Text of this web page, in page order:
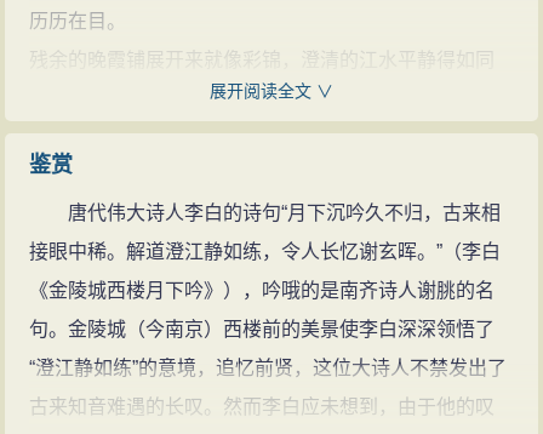
历历在目。
残余的晚霞铺展开来就像彩锦，澄清的江水平静得如同
喧闹的群鸟覆盖了春天的小洲，各种花朵开满了芳草遍
地的郊野。
我将远离京城在他乡久留，真怀念那些已停办的欢乐宴
会。
回乡的日期在何时，我惆怅不已泪落如雪珠。
有感情的人都知道思念家乡，谁的黑头发能不改变？
注释
展开阅读全文 ∨
鉴赏
唐代伟大诗人李白的诗句“月下沉吟久不归，古来相
接眼中稀。解道澄江静如练，令人长忆谢玄晖。”（李白
《金陵城西楼月下吟》），吟哦的是南齐诗人谢朓的名
句。金陵城（今南京）西楼前的美景使李白深深领悟了
“澄江静如练”的意境，追忆前贤，这位大诗人不禁发出了
古来知音难遇的长叹。然而李白应未想到，由于他的叹